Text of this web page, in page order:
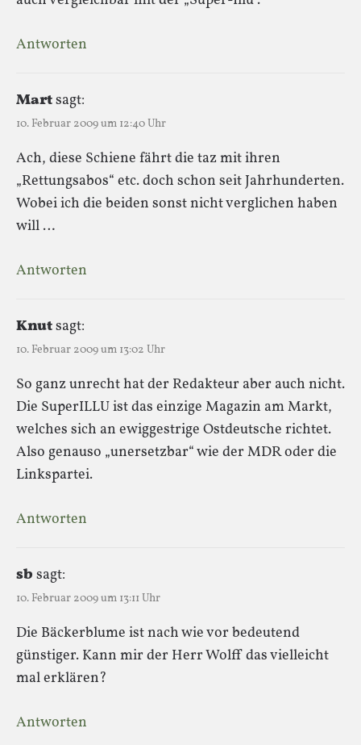
Antworten
Martsagt:
10. Februar 2009 um 12:40 Uhr
Ach, diese Schiene fährt die taz mit ihren
„Rettungsabos“ etc. doch schon seit Jahrhunderten.
Wobei ich die beiden sonst nicht verglichen haben
will …
Antworten
Knutsagt:
10. Februar 2009 um 13:02 Uhr
So ganz unrecht hat der Redakteur aber auch nicht.
Die SuperILLU ist das einzige Magazin am Markt,
welches sich an ewiggestrige Ostdeutsche richtet.
Also genauso „unersetzbar“ wie der MDR oder die
Linkspartei.
Antworten
sb sagt:
10. Februar 2009 um 13:11 Uhr
Die Bäckerblume ist nach wie vor bedeutend
günstiger. Kann mir der Herr Wolff das vielleicht
mal erklären?
Antworten